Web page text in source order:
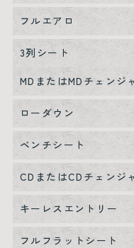
フルエアロ
3列シート
MDまたはMDチェンジ
ローダウン
ベンチシート
CDまたはCDチェンジ
キーレスエントリー
フルフラットシート